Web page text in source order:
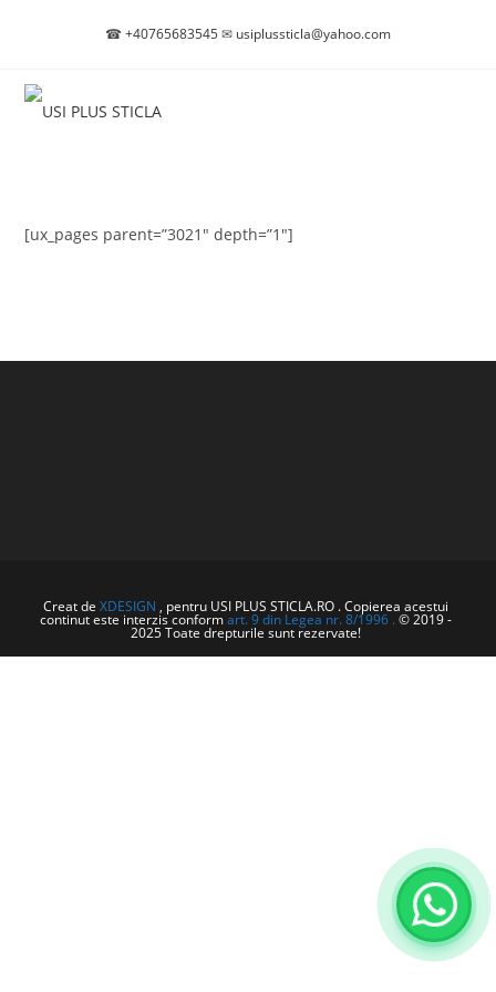
☎ +40765683545✉ usiplussticla@yahoo.com
[ux_pages parent=”3021″ depth=”1″]
Creat de XDESIGN , pentru USI PLUS STICLA.RO . Copierea acestui
continut este interzis conformart. 9 din Legea nr. 8/1996 .© 2019 -
2025 Toate drepturile sunt rezervate!